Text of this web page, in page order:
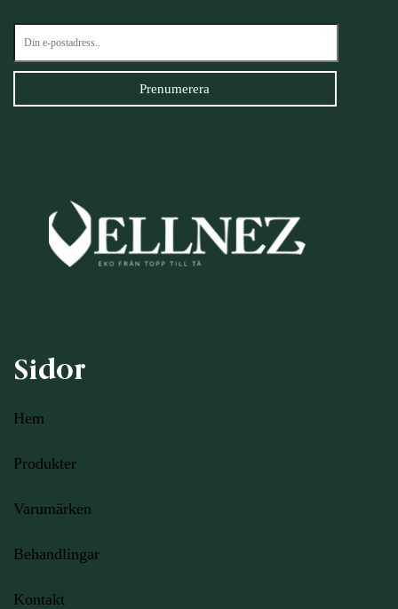
Sidor
Hem
Produkter
Varumärken
Behandlingar
Kontakt